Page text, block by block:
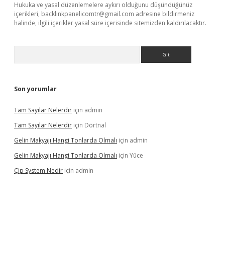
Hukuka ve yasal düzenlemelere aykırı olduğunu düşündüğünüz
içerikleri, backlinkpanelicomtr@gmail.com adresine bildirmeniz
halinde, ilgili içerikler yasal süre içerisinde sitemizden kaldırılacaktır.
Son yorumlar
Tam Sayılar Nelerdir için admin
Tam Sayılar Nelerdir için Dörtnal
Gelin Makyajı Hangi Tonlarda Olmalı için admin
Gelin Makyajı Hangi Tonlarda Olmalı için Yüce
Çip System Nedir için admin